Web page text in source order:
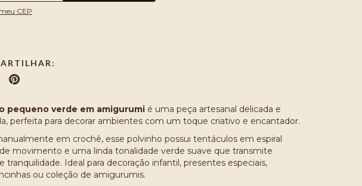
CEP
pequeno verde em amigurumi é uma peça artesanal delicada e
perfeita para decorar ambientes com um toque criativo e encantador.
em crochê, esse polvinho possui tentáculos em espiral
movimento e uma linda tonalidade verde suave que transmite
tranquilidade. Ideal para decoração infantil, presentes especiais,
ou coleção de amigurumis.